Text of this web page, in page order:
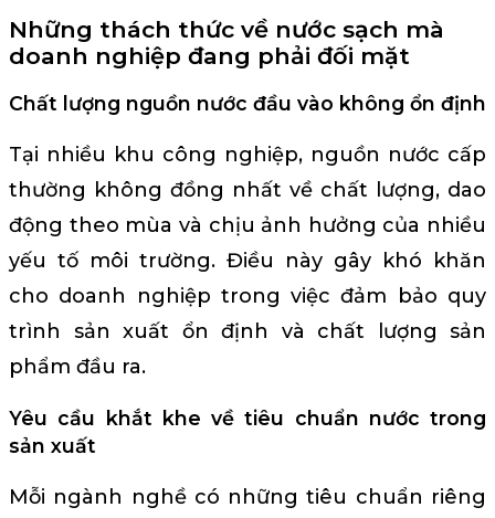
Những thách thức về nước sạch mà
doanh nghiệp đang phải đối mặt
Chất lượng nguồn nước đầu vào không ổn định
Tại nhiều khu công nghiệp, nguồn nước cấp
thường không đồng nhất về chất lượng, dao
động theo mùa và chịu ảnh hưởng của nhiều
yếu tố môi trường. Điều này gây khó khăn
cho doanh nghiệp trong việc đảm bảo quy
trình sản xuất ổn định và chất lượng sản
phẩm đầu ra.
Yêu cầu khắt khe về tiêu chuẩn nước trong
sản xuất
Mỗi ngành nghề có những tiêu chuẩn riêng